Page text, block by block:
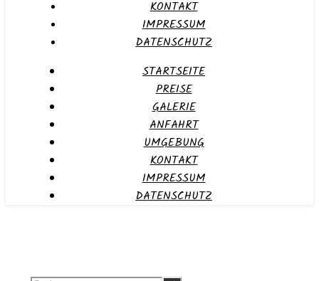
KONTAKT
IMPRESSUM
DATENSCHUTZ
STARTSEITE
PREISE
GALERIE
ANFAHRT
UMGEBUNG
KONTAKT
IMPRESSUM
DATENSCHUTZ